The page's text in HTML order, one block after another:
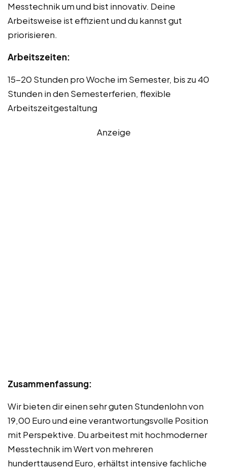
Messtechnik um und bist innovativ. Deine
Arbeitsweise ist effizient und du kannst gut
priorisieren.
Arbeitszeiten:
15-20 Stunden pro Woche im Semester, bis zu 40
Stunden in den Semesterferien, flexible
Arbeitszeitgestaltung
Anzeige
Zusammenfassung:
Wir bieten dir einen sehr guten Stundenlohn von
19,00 Euro und eine verantwortungsvolle Position
mit Perspektive. Du arbeitest mit hochmoderner
Messtechnik im Wert von mehreren
hunderttausend Euro, erhältst intensive fachliche